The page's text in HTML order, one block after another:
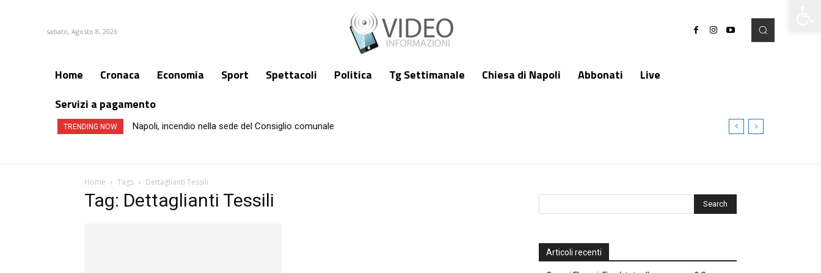
sabato, Agosto 8, 2026
Home Cronaca Economia Sport Spettacoli Politica Tg Settimanale Chiesa di Napoli Abbonati
Live
Servizi a pagamento
TRENDING NOW Napoli, incendio nella sede del Consiglio comunale
Home Tags Dettaglianti Tessili
Tag: Dettaglianti Tessili
Articoli recenti